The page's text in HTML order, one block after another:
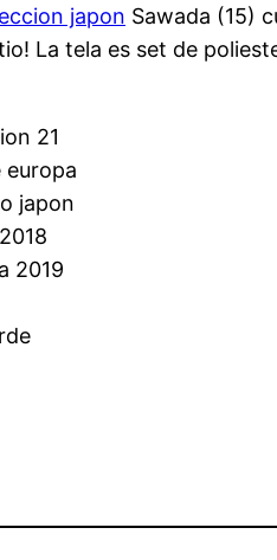
japon Sawada (15)
La tela es set de